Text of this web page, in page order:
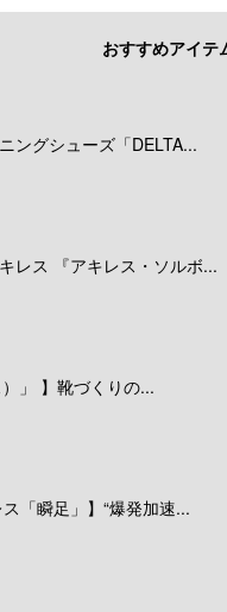
おすすめアイテ
ングシューズ「DELTA...
レス 『アキレス・ソルボ...
」 】靴づくりの...
「瞬足」】“爆発加速...